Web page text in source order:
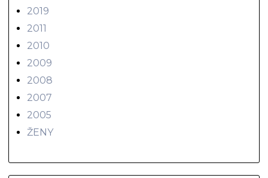
2019
2011
2010
2009
2008
2007
2005
ŽENY